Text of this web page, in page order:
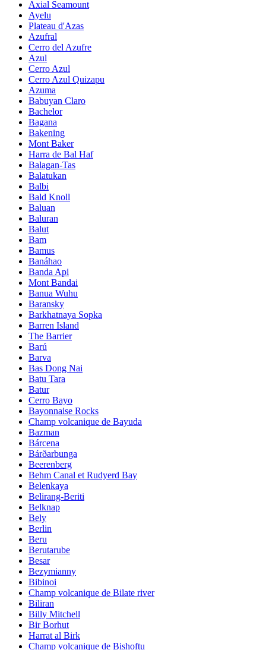
Axial Seamount
Ayelu
Plateau d'Azas
Azufral
Cerro del Azufre
Azul
Cerro Azul
Cerro Azul Quizapu
Azuma
Babuyan Claro
Bachelor
Bagana
Bakening
Mont Baker
Harra de Bal Haf
Balagan-Tas
Balatukan
Balbi
Bald Knoll
Baluan
Baluran
Balut
Bam
Bamus
Banáhao
Banda Api
Mont Bandai
Banua Wuhu
Baransky
Barkhatnaya Sopka
Barren Island
The Barrier
Barú
Barva
Bas Dong Nai
Batu Tara
Batur
Cerro Bayo
Bayonnaise Rocks
Champ volcanique de Bayuda
Bazman
Bárcena
Bárðarbunga
Beerenberg
Behm Canal et Rudyerd Bay
Belenkaya
Belirang-Beriti
Belknap
Bely
Berlin
Beru
Berutarube
Besar
Bezymianny
Bibinoi
Champ volcanique de Bilate river
Biliran
Billy Mitchell
Bir Borhut
Harrat al Birk
Champ volcanique de Bishoftu